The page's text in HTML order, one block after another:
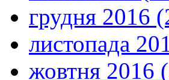
грудня 2016
листопада
жовтня 2016